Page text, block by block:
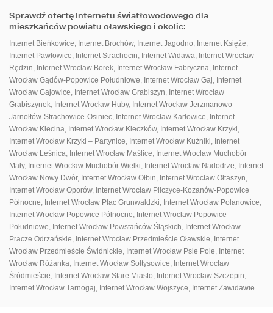
ПАНЕЛЬ КЛІЄНТА ДЛЯ ЗАВАНТАЖЕННЯ
Sprawdź ofertę Internetu światłowodowego dla
mieszkańców powiatu oławskiego i okolic:
Internet Bieńkowice Internet Brochów, Internet Jagodno Internet Księże
Internet Pawłowice Internet Strachocin Internet Widawa Internet Wrocław
Rędzin Internet Wrocław Borek Internet Wrocław Fabryczna Internet
Wrocław Gądów-Popowice Południowe Internet Wrocław Gaj Internet
Wrocław Gajowice Internet Wrocław Grabiszyn Internet Wrocław
Grabiszynek Internet Wrocław Huby, Internet Wrocław Jerzmanowo-
Jarnołtów-Strachowice-Osiniec Internet Wrocław Karłowice Internet
Wrocław Klecina Internet Wrocław Kleczków, Internet Wrocław Krzyki
Internet Wrocław Krzyki – Partynice Internet Wrocław Kuźniki Internet
Wrocław Leśnica Internet Wrocław Maślice Internet Wrocław Muchobór
Mały, Internet Wrocław Muchobór Wielki Internet Wrocław Nadodrze Internet
Wrocław Nowy Dwór, Internet Wrocław Ołbin Internet Wrocław Ołtaszyn
Internet Wrocław Oporów, Internet Wrocław Pilczyce-Kozanów-Popowice
Północne Internet Wrocław Plac Grunwaldzki Internet Wrocław Polanowice
Internet Wrocław Popowice Północne Internet Wrocław Popowice
Południowe Internet Wrocław Powstańców Śląskich Internet Wrocław
Pracze Odrzańskie Internet Wrocław Przedmieście Oławskie Internet
Wrocław Przedmieście Świdnickie Internet Wrocław Psie Pole Internet
Wrocław Różanka Internet Wrocław Sołtysowice Internet Wrocław
Śródmieście Internet Wrocław Stare Miasto Internet Wrocław Szczepin
Internet Wrocław Tarnogaj Internet Wrocław Wojszyce Internet Zawidawie